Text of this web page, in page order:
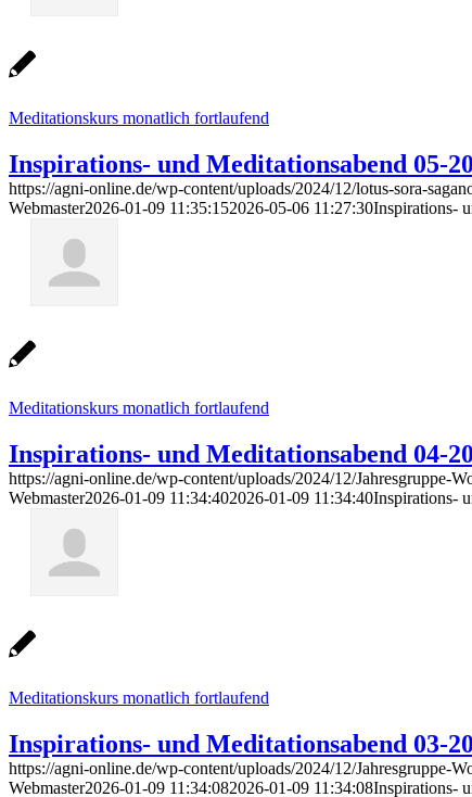
Meditationskurs monatlich fortlaufend
Inspirations- und Meditationsabend 05-
https://agni-online.de/wp-content/uploads/2024/12/lotus-sora-
Webmaster2026-01-09 11:35:152026-05-06 11:27:30Inspirations-
Meditationskurs monatlich fortlaufend
Inspirations- und Meditationsabend 04-
https://agni-online.de/wp-content/uploads/2024/12/Jahresgruppe-
Webmaster2026-01-09 11:34:402026-01-09 11:34:40Inspirations-
Meditationskurs monatlich fortlaufend
Inspirations- und Meditationsabend 03-
https://agni-online.de/wp-content/uploads/2024/12/Jahresgruppe-
Webmaster2026-01-09 11:34:082026-01-09 11:34:08Inspirations-